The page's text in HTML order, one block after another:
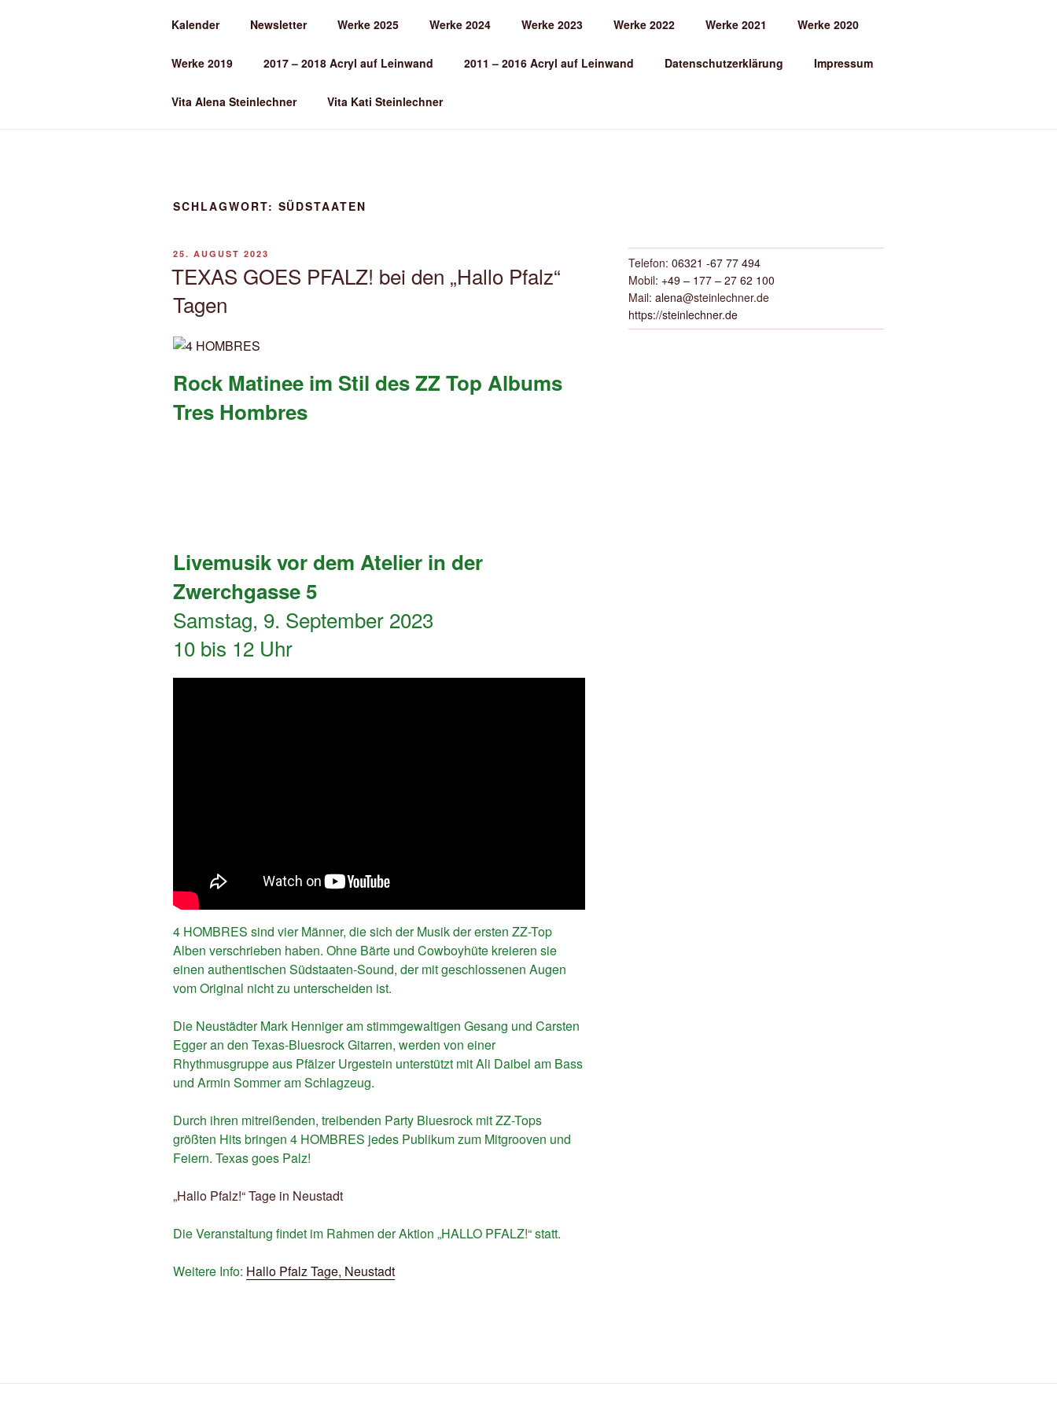
ALENA STEINLECHNER
Kalender Newsletter Werke 2025 Werke 2024 Werke 2023 Werke 2022 Werke 2021 Werke 2020
Werke 2019 2017 – 2018 Acryl auf Leinwand 2011 – 2016 Acryl auf Leinwand Datenschutzerklärung Impressum
Vita Alena Steinlechner Vita Kati Steinlechner
SCHLAGWORT: SÜDSTAATEN
VERÖFFENTLICHT
25. AUGUST 2023
TEXAS GOES PFALZ! bei den „Hallo Pfalz“
Tagen
Rock Matinee im Stil des ZZ Top Albums
Tres Hombres
Livemusik vor dem Atelier in der
Zwerchgasse 5
Samstag, 9. September 2023
10 bis 12 Uhr
4 HOMBRES sind vier Männer, die sich der Musik der ersten ZZ-Top
Alben verschrieben haben. Ohne Bärte und Cowboyhüte kreieren sie
einen authentischen Südstaaten-Sound, der mit geschlossenen Augen
vom Original nicht zu unterscheiden ist.
Die Neustädter Mark Henniger am stimmgewaltigen Gesang und Carsten
Egger an den Texas-Bluesrock Gitarren, werden von einer
Rhythmusgruppe aus Pfälzer Urgestein unterstützt mit Ali Daibel am Bass
und Armin Sommer am Schlagzeug.
Durch ihren mitreißenden, treibenden Party Bluesrock mit ZZ-Tops
größten Hits bringen 4 HOMBRES jedes Publikum zum Mitgrooven und
Feiern. Texas goes Palz!
„Hallo Pfalz!“ Tage in Neustadt
Die Veranstaltung findet im Rahmen der Aktion „HALLO PFALZ!“ statt.
Weitere Info: Hallo Pfalz Tage, Neustadt
Telefon: 06321 -67 77 494
Mobil: +49 – 177 – 27 62 100
Mail: alena@steinlechner.de
https://steinlechner.de